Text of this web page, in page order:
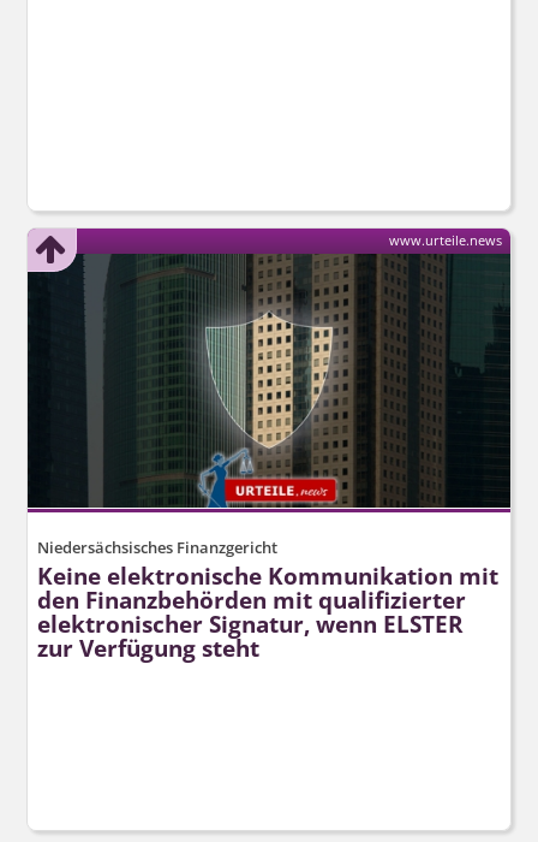
Niedersächsisches Finanzgericht
Keine elektronische Kommunikation mit
den Finanzbehörden mit qualifizierter
elektronischer Signatur, wenn ELSTER
zur Verfügung steht
www.urteile.news